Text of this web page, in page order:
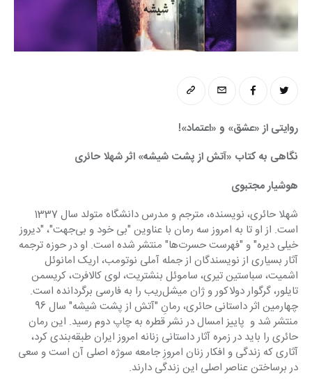
روایتی از «عشق» و «اعتماد»!
نگاهی به کتاب «آتش از پشت شیشه» اثر شهلا حائری
هوشیار مجتبوی
است. از او تا به امروز سه رمان با عناوین "بی خود و بی‌جهت"، "دیروز
خیلی دیره" و "فهرست حسرت‌ها" منتشر شده است. او در حوزه ترجمه
آثار بسیاری از نویسندگان از جمله آملی نوتومب، اریک امانوئل
اشمیت، سباستین تیری، ساموئل بنشتریت، لوی کالافرت، کریسمن
تایلور، گرگوار دولاکور و ژان میشل‌ریب را به فارسی برگردانده است.
منتشر شد و  پاییز امسال در نشر قطره به چاپ دوم رسید. این رمان
حائری را باید در زمره آثار داستانی زنانه امروز ایران طبقه‌بندی کرد،
آثاری که زندگی و افکار زنان امروزِ جامعه سوژه اصلی آن است و سعی
در برساختن عناصر اصلی این زندگی دارند.